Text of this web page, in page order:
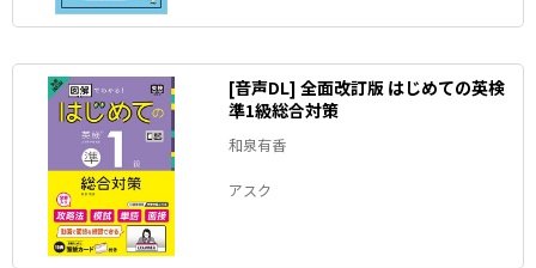
[音声DL] 全面改訂版 はじめての英検
準1級総合対策
和泉有香
アスク